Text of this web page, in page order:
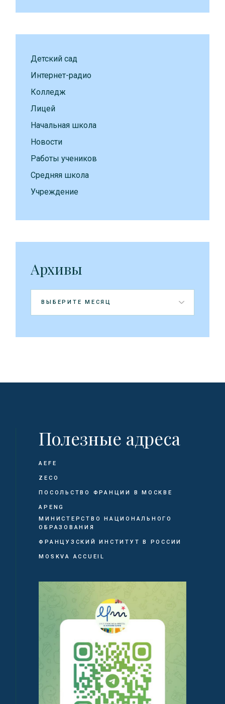
Детский сад
Интернет-радио
Колледж
Лицей
Начальная школа
Новости
Работы учеников
Средняя школа
Учреждение
Архивы
Архивы
Полезные адреса
AEFE
ZECO
ПОСОЛЬСТВО ФРАНЦИИ В МОСКВЕ
APENG
МИНИСТЕРСТВО НАЦИОНАЛЬНОГО
ОБРАЗОВАНИЯ
ФРАНЦУЗСКИЙ ИНСТИТУТ В РОССИИ
MOSKVA ACCUEIL